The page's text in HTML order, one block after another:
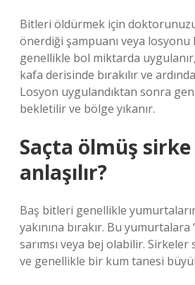
Bitleri öldürmek için
önerdiği şampuanı veya losyonu
genellikle bol miktarda
kafa derisinde bırakılır ve
Losyon uygulandıktan sonra
bekletilir ve bölge yıkanır.
Saçta ölmüş sirke
anlaşılır?
Baş bitleri genellikle
yakınına bırakır. Bu
sarımsı veya bej olabilir. Sirkeler
ve genellikle bir kum tanesi